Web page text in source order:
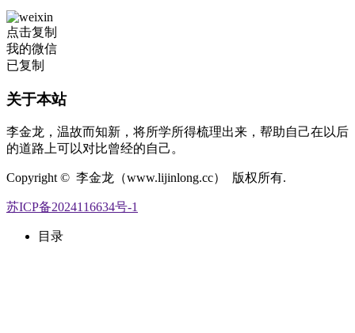
点击复制
我的微信
已复制
关于本站
李金龙，温故而知新，将所学所得梳理出来，帮助自己在以后
的道路上可以对比曾经的自己。
Copyright © 李金龙（www.lijinlong.cc） 版权所有.
苏ICP备2024116634号-1
目录